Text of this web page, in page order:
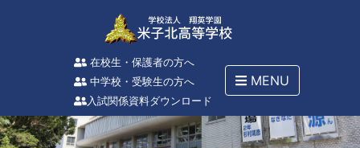
在校生・保護者の方へ
中学校・受験生の方へ
入試関係資料ダウンロード
MENU